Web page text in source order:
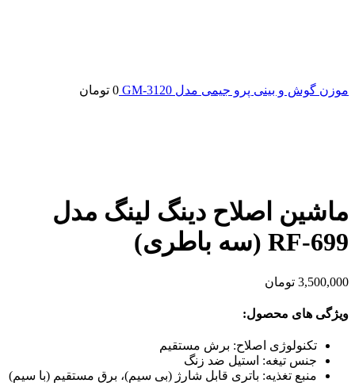
موزن گوش و بینی پرو جیمی مدل GM-3120 0 تومان
ماشین اصلاح دینگ لینگ مدل
RF-699 (سه باطری)
3,500,000 تومان
ویژگی های محصول:
تکنولوژی اصلاح: برش مستقیم
جنس تیغه: استیل ضد زنگ
منبع تغذیه: باتری قابل شارژ (بی سیم)، برق مستقیم (با سیم)